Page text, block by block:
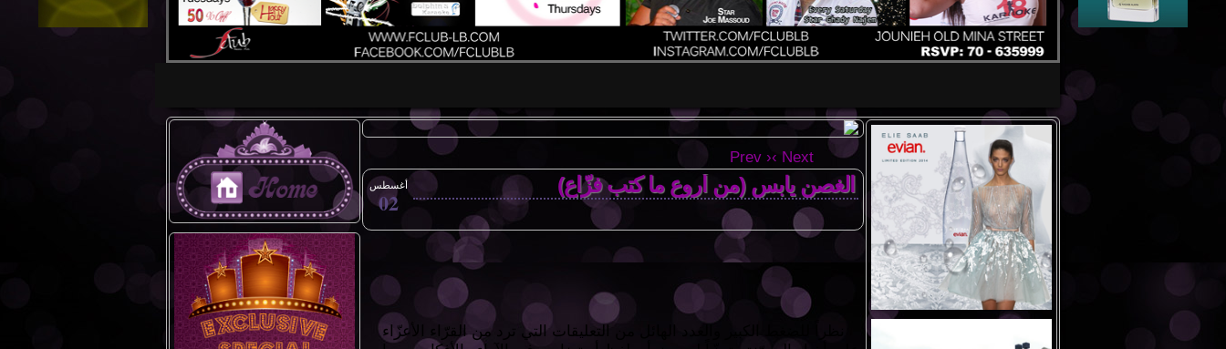
‹ Prev Next ›
أغسطس
02
الغصن يابس (من أروع ما كتب فزّاع)
نظراً للضغط الكبير والعدد الهائل من التعليقات التي ترد من القرّاء الأعزّاء